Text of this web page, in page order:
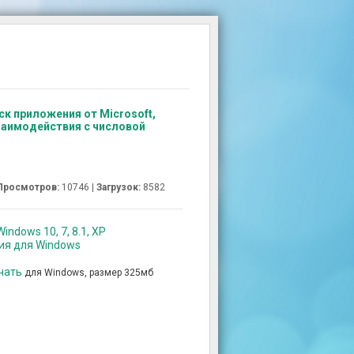
приложения от Microsoft,
с числовой
10746 | Загрузок: 8582
10, 7, 8.1, XP
для Windows
для Windows, размер 325мб